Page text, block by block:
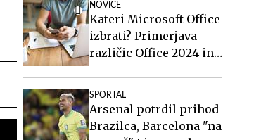
NOVICE
Kateri Microsoft Office
izbrati? Primerjava
različic Office 2024 in
SPORTAL
Arsenal potrdil prihod
Brazilca, Barcelona "na